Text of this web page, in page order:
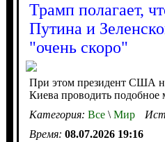
Трамп полагает,
Путина и
"очень скоро"
При этом президент США
Киева проводить подобное
Категория: Все\Мир
Время: 08.07.2026 19:16